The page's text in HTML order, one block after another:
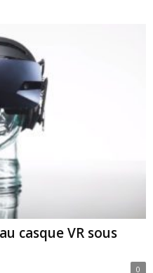
casque VR sous
0